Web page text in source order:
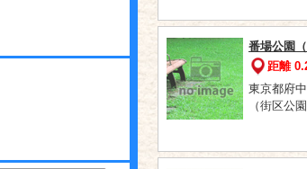
番場公園（
距離
東京都府
（街区公